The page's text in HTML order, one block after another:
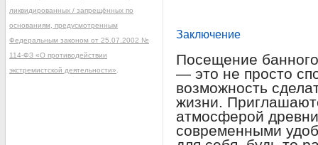
Заключение
Посещение
— это не просто
возможность
жизни.
атмосферой
современными
ликвидированных / запрещённых по
основаниям, предусмотренным
Федеральным законом от 25.07.2002 №
114-ФЗ «О противодействии
экстремистской деятельности»